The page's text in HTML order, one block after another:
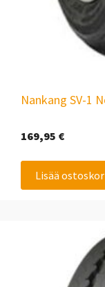
Nankang SV-1
169,95 €
Lisää